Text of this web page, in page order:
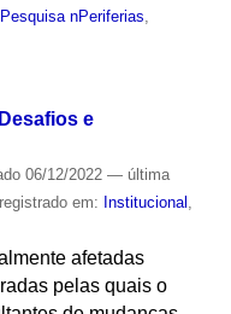
nPeriferias,
e
06/12/2022 — última
em: Institucional ,
afetadas
pelas quais o